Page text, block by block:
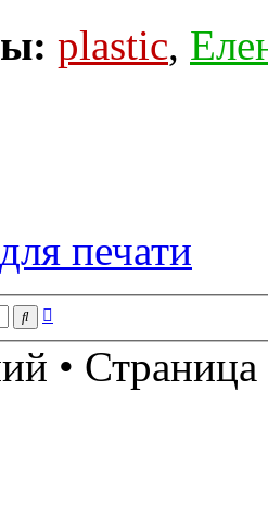
plastic,
печати
Поиск
• Страница